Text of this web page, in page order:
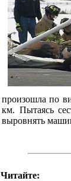
произошла по
км. Пытаясь
выровнять
Читайте: